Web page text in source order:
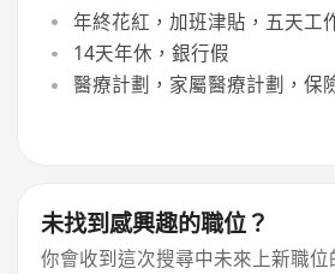
年終花紅，加班津貼，五天工
14天年休，銀行假
醫療計劃，家屬醫療計劃，保
未找到感興趣的職位？
你會收到這次搜尋中未來上新職位